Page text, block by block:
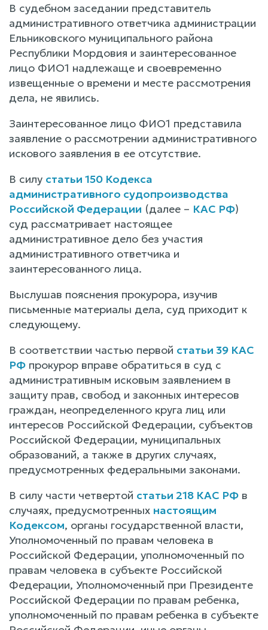
В судебном заседании представитель
административного ответчика администрации
Ельниковского муниципального района
Республики Мордовия и заинтересованное
лицо ФИО1 надлежаще и своевременно
извещенные о времени и месте рассмотрения
дела, не явились.
Заинтересованное лицо ФИО1 представила
заявление о рассмотрении административного
искового заявления в ее отсутствие.
В силу статьи 150 Кодекса
административного судопроизводства
Российской Федерации (далее – КАС РФ)
суд рассматривает настоящее
административное дело без участия
административного ответчика и
заинтересованного лица.
Выслушав пояснения прокурора, изучив
письменные материалы дела, суд приходит к
следующему.
В соответствии частью первой статьи 39 КАС
РФ прокурор вправе обратиться в суд с
административным исковым заявлением в
защиту прав, свобод и законных интересов
граждан, неопределенного круга лиц или
интересов Российской Федерации, субъектов
Российской Федерации, муниципальных
образований, а также в других случаях,
предусмотренных федеральными законами.
В силу части четвертой статьи 218 КАС РФ в
случаях, предусмотренных настоящим
Кодексом, органы государственной власти,
Уполномоченный по правам человека в
Российской Федерации, уполномоченный по
правам человека в субъекте Российской
Федерации, Уполномоченный при Президенте
Российской Федерации по правам ребенка,
уполномоченный по правам ребенка в субъекте